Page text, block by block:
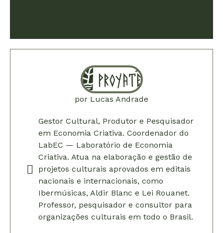
por Lucas Andrade
Gestor Cultural, Produtor e Pesquisador
em Economia Criativa. Coordenador do
LabEC — Laboratório de Economia
Criativa. Atua na elaboração e gestão de
projetos culturais aprovados em editais
nacionais e internacionais, como
Ibermúsicas, Aldir Blanc e Lei Rouanet.
Professor, pesquisador e consultor para
organizações culturais em todo o Brasil.